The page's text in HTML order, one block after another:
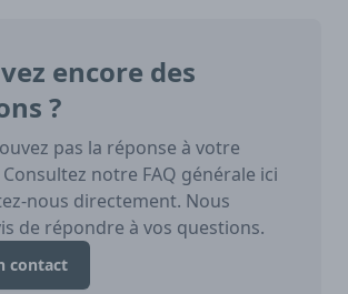
encore des
?
pas la réponse à votre
notre FAQ générale ici
nous directement. Nous
de répondre à vos questions.
contact